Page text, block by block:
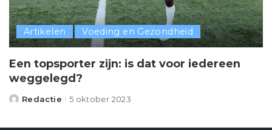
Artikelen Voeding en Gezondheid
Een topsporter zijn: is dat voor iedereen
weggelegd?
Posted
Redactie 5 oktober 2023